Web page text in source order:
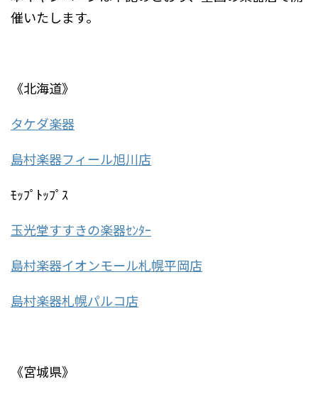
催いたします。
《北海道》
タケダ楽器
島村楽器フィール旭川店
ﾓｯﾌﾟﾄｯﾌﾟｽ
玉光堂すすきの楽器ｾﾝﾀｰ
島村楽器イオンモール札幌平岡店
島村楽器札幌パルコ店
《宮城県》